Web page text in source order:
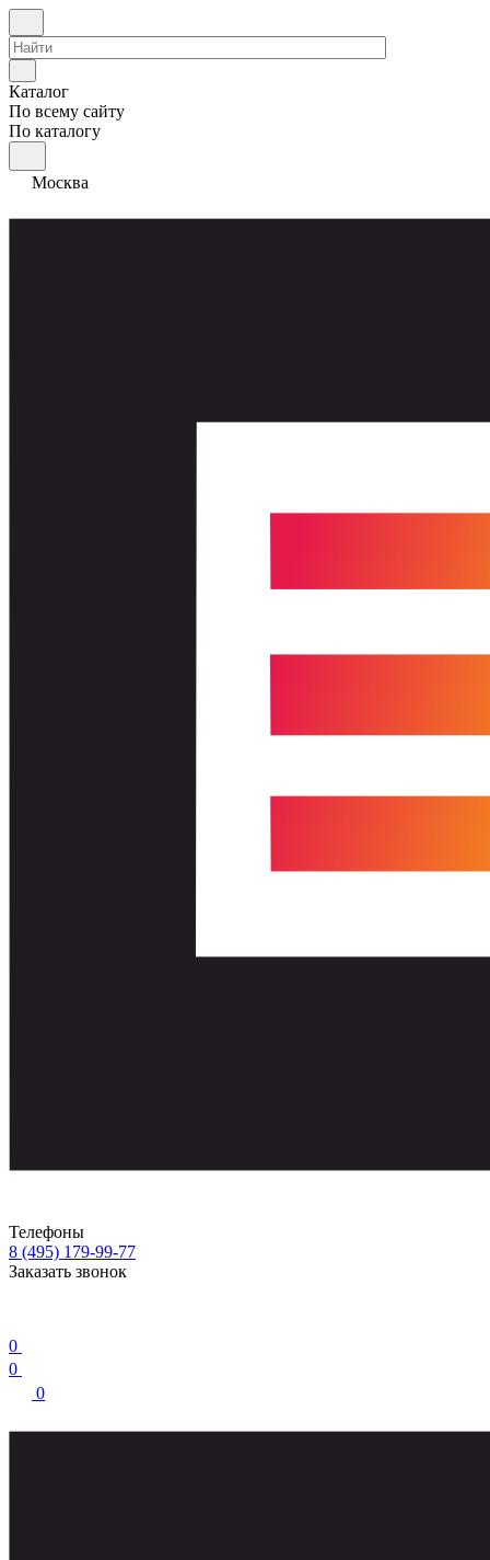
Каталог
По всему сайту
По каталогу
Москва
Телефоны
8 (495) 179-99-77
Заказать звонок
0
0
0